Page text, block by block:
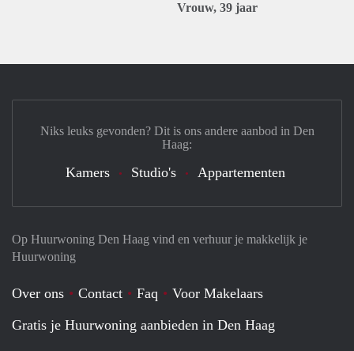
Vrouw, 39 jaar
Op Huurwoning Den Haag vind en verhuur je makkelijk je
Huurwoning
Over ons Contact Faq
Voor Makelaars
Gratis je Huurwoning aanbieden in Den Haag
Niks leuks gevonden? Dit is ons andere aanbod in Den
Haag:
Kamers Studio's Appartementen